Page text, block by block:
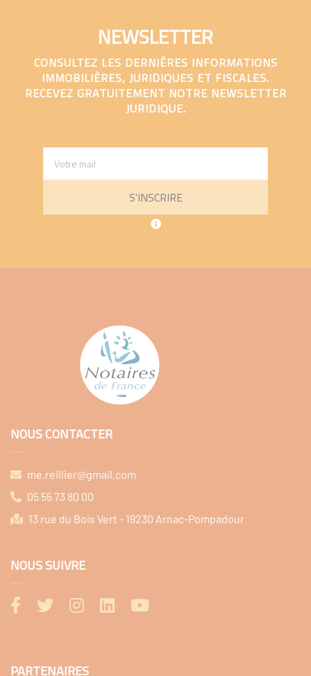
NEWSLETTER
CONSULTEZ LES DERNIÈRES INFORMATIONS
IMMOBILIÈRES, JURIDIQUES ET FISCALES.
RECEVEZ GRATUITEMENT NOTRE NEWSLETTER
JURIDIQUE.
S'INSCRIRE
NOUS CONTACTER
me.reillier@gmail.com
05 55 73 80 00
13 rue du Bois Vert - 19230 Arnac-Pompadour
NOUS SUIVRE
PARTENAIRES